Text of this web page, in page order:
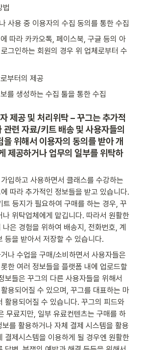
법
사용 중 이용자의 수집 동의를 통한 수집
따라 카카오톡, 페이스북, 구글 등의 아
그인하는 회원의 경우 위 업체로부터 수
부터의 제공
를 생성하는 수집 툴을 통한 수집
제공 및 처리위탁 – 꾸그는 추가적
관련 자료/키트 배송 및 사용자들의
을 위해서 이용자의 동의를 받아 개
제공하거나 업무의 일부를 위탁하
입하고 사용하면서 클래스를 수강하는
따라 추가적인 정보들을 받고 있습니다.
등지가 필요하여 구매를 하는 경우, 꾸
위탁업체에게 맡깁니다. 따라서 원활한
은 경험을 위하여 배송지, 전화번호, 계
등을 받아서 저장할 수 있습니다.
나 수업을 구매/소비하면서 사용자들은
한 여러 정보들을 플랫폼 내에 업로드할
보들은 꾸그의 다른 사용자들을 위해서
용되어질 수 있으며, 꾸그를 대표하는 마
활용되어질 수 있습니다. 꾸그의 피드와
무료지만, 일부 유료컨텐츠는 구매를 하
를 활용하거나 자체 결제 시스템을 활용
결제시스템을 이용하게 될 경우엔 원활한